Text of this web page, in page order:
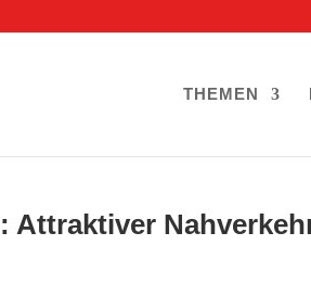
THEMEN
Attraktiver